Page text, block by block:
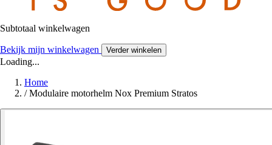
Subtotaal winkelwagen
Bekijk mijn winkelwagen Verder winkelen
Loading...
Home
/ Modulaire motorhelm Nox Premium Stratos